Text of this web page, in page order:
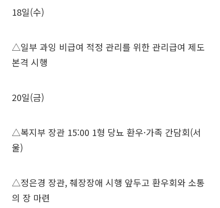
18일(수)
△일부 과잉 비급여 적정 관리를 위한 관리급여 제도
본격 시행
20일(금)
△복지부 장관 15:00 1형 당뇨 환우·가족 간담회(서
울)
△정은경 장관, 췌장장애 시행 앞두고 환우회와 소통
의 장 마련